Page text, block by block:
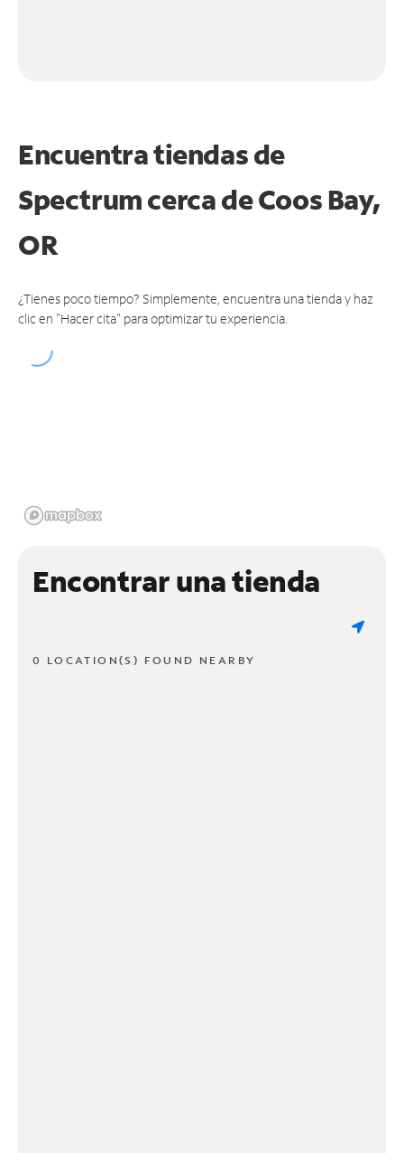
Encuentra tiendas de
Spectrum cerca deCoos Bay,
OR
¿Tienes poco tiempo? Simplemente, encuentra una tienda y haz
clic en "Hacer cita" para optimizar tu experiencia.
Encontrar una tienda
0 LOCATION(S) FOUND NEARBY